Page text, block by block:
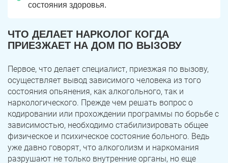
состояния здоровья.
ЧТО ДЕЛАЕТ НАРКОЛОГ КОГДА
ПРИЕЗЖАЕТ НА ДОМ ПО ВЫЗОВУ
Первое, что делает специалист, приезжая по вызову,
осуществляет вывод зависимого человека из того
состояния опьянения, как алкогольного, так и
наркологического. Прежде чем решать вопрос о
кодировании или прохождении программы по борьбе с
зависимостью, необходимо стабилизировать общее
физическое и психическое состояние больного. Ведь
уже давно говорят, что алкоголизм и наркомания
разрушают не только внутренние органы, но еще
ПОЛУЧИТЬ ПОМОЩЬ
ПОЛУЧИТЬ ПОМОЩЬ
Касли Роза
Челябинск
Красногорский Нязепетровск
ПОЛУЧИТЬ ПОМОЩЬ